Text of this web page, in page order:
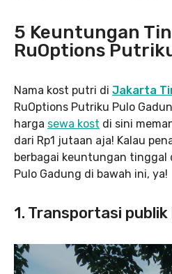
5 Keuntungan
RuOptions
Nama kost putri di Jakarta
RuOptions Putriku Pulo
harga sewa kost di sini
dari Rp1 jutaan aja! Kalau
berbagai keuntungan tinggal
Pulo Gadung di bawah ini, ya!
1. Transportasi publik